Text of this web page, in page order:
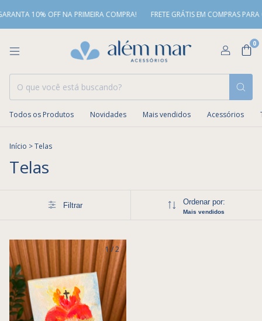
10% OFF NA PRIMEIRA COMPRA! FRETE GRÁTIS EM COMPRAS PARA O
0
Todos os Produtos Novidades Mais vendidos Acessórios
Início >Telas
Telas
Filtrar Ordenar por:
Mais vendidos
1/2